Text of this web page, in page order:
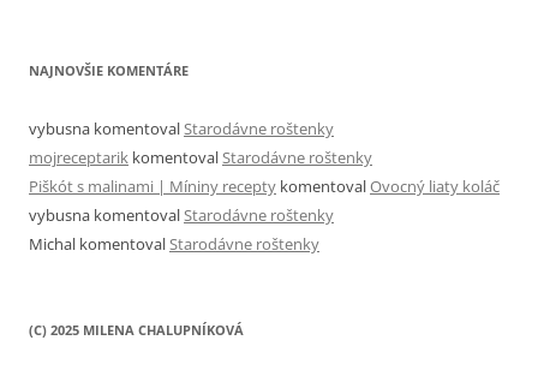
NAJNOVŠIE KOMENTÁRE
vybusna komentovalStarodávne roštenky
mojreceptarik komentovalStarodávne roštenky
Piškót s malinami | Míniny recepty komentovalOvocný liaty koláč
vybusna komentovalStarodávne roštenky
Michal komentovalStarodávne roštenky
(C) 2025 MILENA CHALUPNÍKOVÁ